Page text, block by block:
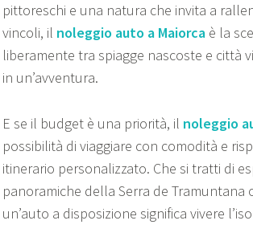
pittoreschi e una natura che invita a
vincoli, il noleggio auto a Maiorca è la
liberamente tra spiagge nascoste e
in un’avventura.
E se il budget è una priorità, il noleggio
possibilità di viaggiare con comodità e
itinerario personalizzato. Che si tratti di
panoramiche della Serra de
un’auto a disposizione significa vivere